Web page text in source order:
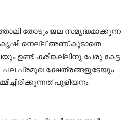
തോടും ജല സമൃദ്ധമാക്കുന്ന
കൃഷി നെല്ല് അണ്.കൂടാതെ
ഉണ്ട്. കരിങ്കല്ലിനു പേരു കേട്ട
പ്രമുഖ ക്ഷേത്രങ്ങളുടേയും
പുളിയനം